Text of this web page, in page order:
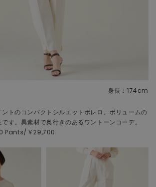
身長：174cm
トのコンパクトシルエットボレロ。ボリュームの
す。異素材で奥行きのあるワントーンコーデ。
Pants/￥29,700